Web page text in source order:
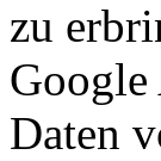
zu
Google
Daten